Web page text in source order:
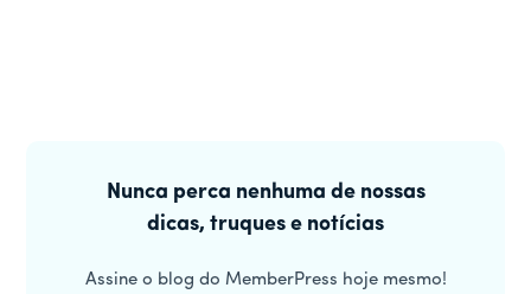
lateralNunca perca nenhuma de nossas
dicas, truques e notícias
Assine o blog do MemberPress hoje mesmo!